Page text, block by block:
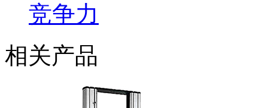
竞争力
相关产品